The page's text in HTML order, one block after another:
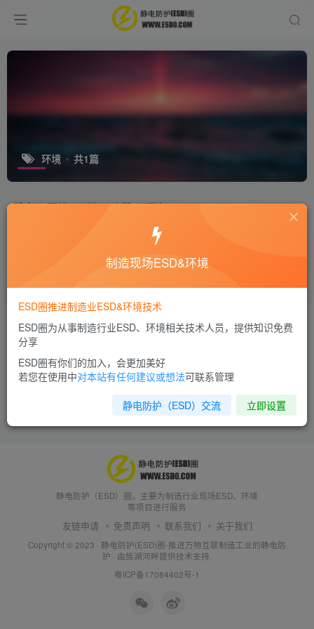
环境 共1篇
排序 更新 浏览 点赞 评论
抓好工业企业现场管理
培训咨询
9年前 4523
静电防护（ESD）圈，主要为制造行业现场ESD、环境
等项目进行服务
友链申请 免责声明 联系我们 关于我们
Copyright © 2023 · 静电防护(ESD)圈-推进万物互联制造工业的静电防
护 · 由旌湖河畔提供技术支持.
粤ICP备17084402号-1
制造现场ESD&环境
ESD圈推进制造业ESD&环境技术
ESD圈为从事制造行业ESD、环境相关技术人员，提供知识免费
分享
ESD圈有你们的加入，会更加美好
若您在使用中对本站有任何建议或想法可联系管理
静电防护（ESD）交流 立即设置